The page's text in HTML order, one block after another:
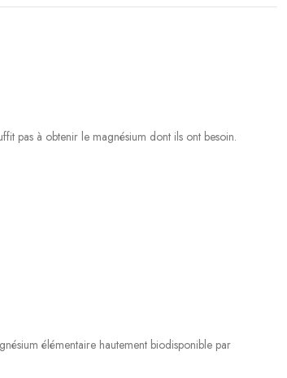
pas à obtenir le magnésium dont ils ont besoin.
élémentaire hautement biodisponible par